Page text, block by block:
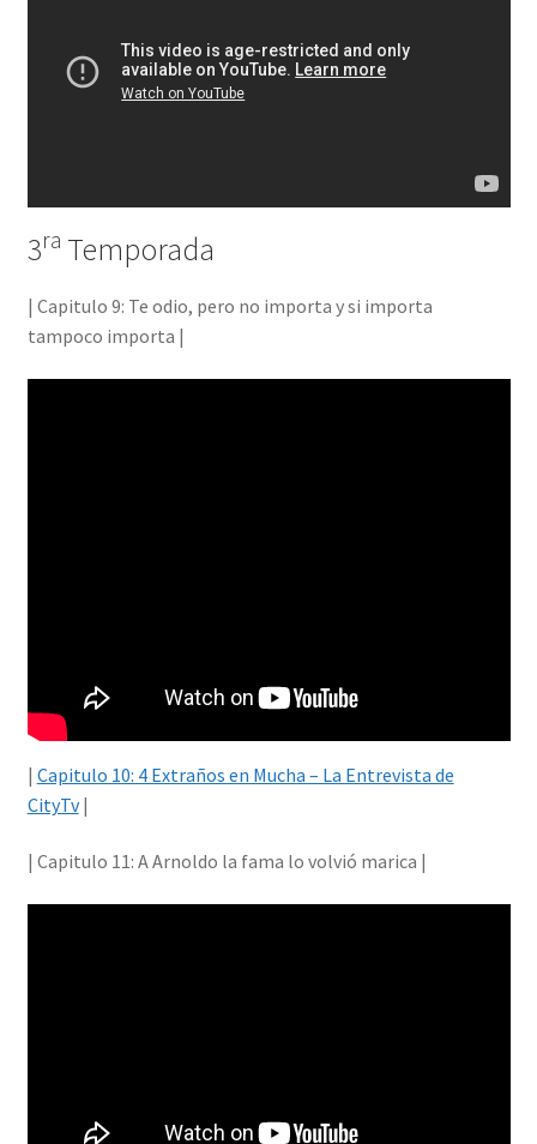
3ra Temporada
| Capitulo 9: Te odio, pero no importa y si importa
tampoco importa |
| Capitulo 10: 4 Extraños en Mucha – La Entrevista de
CityTv|
| Capitulo 11: A Arnoldo la fama lo volvió marica |